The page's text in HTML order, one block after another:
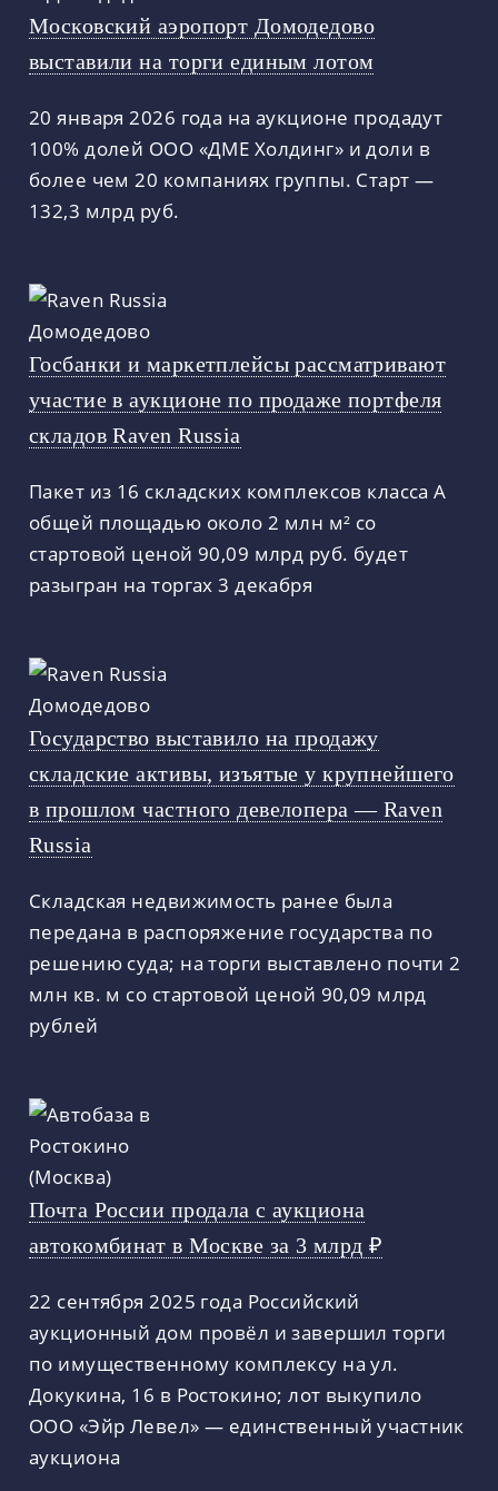
Московский аэропорт Домодедово
выставили на торги единым лотом
20 января 2026 года на аукционе продадут
100% долей ООО «ДМЕ Холдинг» и доли в
более чем 20 компаниях группы. Старт —
132,3 млрд руб.
Госбанки и маркетплейсы рассматривают
участие в аукционе по продаже портфеля
складов Raven Russia
Пакет из 16 складских комплексов класса A
общей площадью около 2 млн м² со
стартовой ценой 90,09 млрд руб. будет
разыгран на торгах 3 декабря
Государство выставило на продажу
складские активы, изъятые у крупнейшего
в прошлом частного девелопера — Raven
Russia
Складская недвижимость ранее была
передана в распоряжение государства по
решению суда; на торги выставлено почти 2
млн кв. м со стартовой ценой 90,09 млрд
рублей
Почта России продала с аукциона
автокомбинат в Москве за 3 млрд ₽
22 сентября 2025 года Российский
аукционный дом провёл и завершил торги
по имущественному комплексу на ул.
Докукина, 16 в Ростокино; лот выкупило
ООО «Эйр Левел» — единственный участник
аукциона